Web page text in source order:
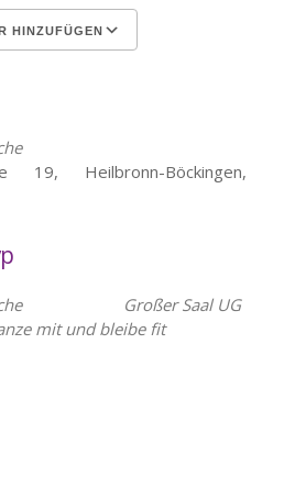
HINZUFÜGEN
19, Heilbronn-Böckingen,
Großer Saal UG
mit und bleibe fit